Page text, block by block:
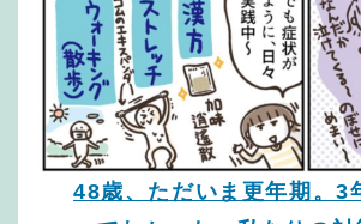
48歳、ただいま更年期。3